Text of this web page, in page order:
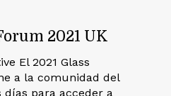
2021 UK
El 2021 Glass
a la comunidad del
para acceder a